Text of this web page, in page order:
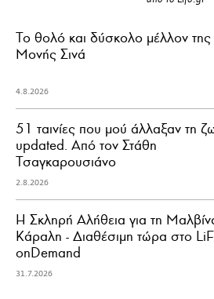
Το θολό και δύσκολο μέλλον της
Μονής Σινά
4.8.2026
51 ταινίες που μού άλλαξαν τη
updated. Aπό τον Στάθη
Τσαγκαρουσιάνο
2.8.2026
Η Σκληρή Αλήθεια για τη
Κάραλη - Διαθέσιμη τώρα στo
onDemand
31.7.2026